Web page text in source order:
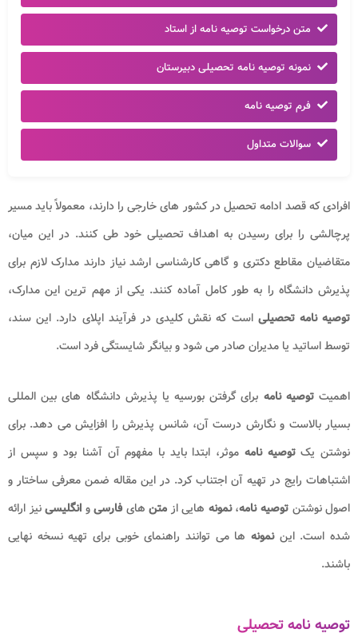
متن درخواست توصیه نامه از استاد
نمونه توصیه نامه تحصیلی دبیرستان
فرم توصیه نامه
سوالات متداول
افرادی که قصد ادامه تحصیل در کشور های خارجی را دارند، معمولاً باید مسیر
پرچالشی را برای رسیدن به اهداف تحصیلی خود طی کنند. در این میان،
متقاضیان مقاطع دکتری و گاهی کارشناسی ارشد نیاز دارند مدارک لازم برای
پذیرش دانشگاه را به طور کامل آماده کنند. یکی از مهم ترین این مدارک،
توصیه نامه تحصیلیاست که نقش کلیدی در فرآیند اپلای دارد. این سند،
توسط اساتید یا مدیران صادر می شود و بیانگر شایستگی فرد است.
اهمیتتوصیه نامه برای گرفتن بورسیه یا پذیرش دانشگاه های بین المللی
بسیار بالاست و نگارش درست آن، شانس پذیرش را افزایش می دهد. برای
نوشتن یکتوصیه نامه موثر، ابتدا باید با مفهوم آن آشنا بود و سپس از
اشتباهات رایج در تهیه آن اجتناب کرد. در این مقاله ضمن معرفی ساختار و
اصول نوشتن توصیه نامه،نمونه هایی از متن هایفارسیو انگلیسینیز ارائه
شده است. ایننمونه ها می توانند راهنمای خوبی برای تهیه نسخه نهایی
باشند.
توصیه نامه تحصیلی